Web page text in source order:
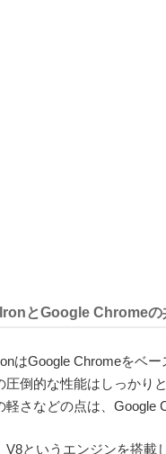
とGoogle Chromeの
はGoogle Chromeをベ
圧倒的な性能はしっかり
軽さなどの点は、Google
V8というエンジンを搭載